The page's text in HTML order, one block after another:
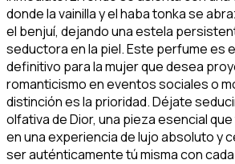
donde la vainilla y el haba tonka se
el benjuí, dejando una estela
seductora en la piel. Este perfume es
definitivo para la mujer que desea
romanticismo en eventos sociales o
distinción es la prioridad. Déjate
olfativa de Dior, una pieza esencial
en una experiencia de lujo absoluto y
ser auténticamente tú misma con